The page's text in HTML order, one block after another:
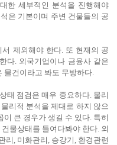
한 세부적인 분석을 진행해야
은 기본이며 주변 건물들의 공
제외해야 한다. 또 현재의 공
다. 외국기업이나 금융사 같은
물건이라고 봐도 무방하다.
태 점검은 매우 중요하다. 물리
리적 분석을 제대로 하지 않으
큰 경우가 생길 수 있다. 특히
물상태를 들여다봐야 한다. 외
리, 미화관리, 승강기, 환경관련